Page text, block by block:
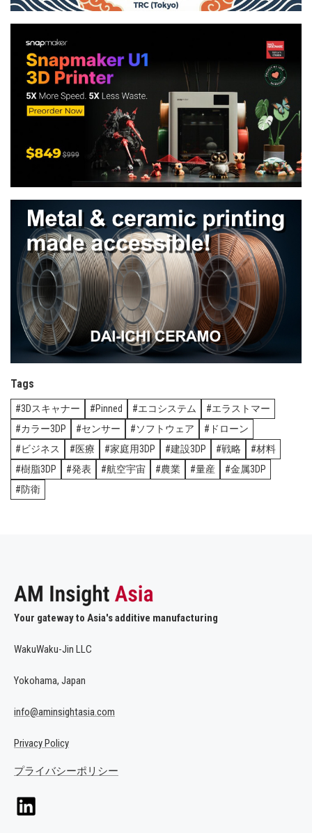
Tags
3Dスキャナー Pinned エコシステム
エラストマー
カラー3DP
センサー ソフトウェア
ドローン
ビジネス
医療 家庭用3DP 建設3DP 戦略
材料
樹脂3DP
発表 航空宇宙 農業 量産
金属3DP
防衛
Your gateway to Asia's additive manufacturing
WakuWaku-Jin LLC
Yokohama, Japan
info@aminsightasia.com
Privacy Policy
プライバシーポリシー